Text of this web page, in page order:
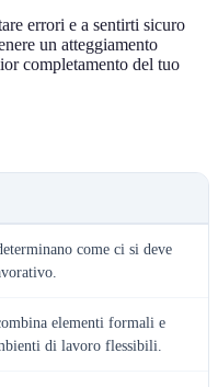
errori e a sentirti sicuro
un atteggiamento
completamento del tuo
come ci si deve
elementi formali e
di lavoro flessibili.